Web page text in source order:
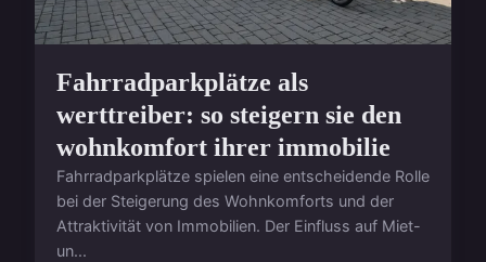
Fahrradparkplätze als
werttreiber: so steigern sie den
wohnkomfort ihrer immobilie
Fahrradparkplätze spielen eine entscheidende Rolle
bei der Steigerung des Wohnkomforts und der
Attraktivität von Immobilien. Der Einfluss auf Miet-
un...